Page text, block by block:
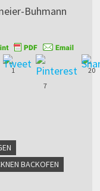
Buhmann
1
7
20
BACKOFEN